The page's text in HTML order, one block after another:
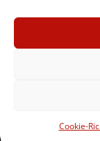
Cookie-
Zum